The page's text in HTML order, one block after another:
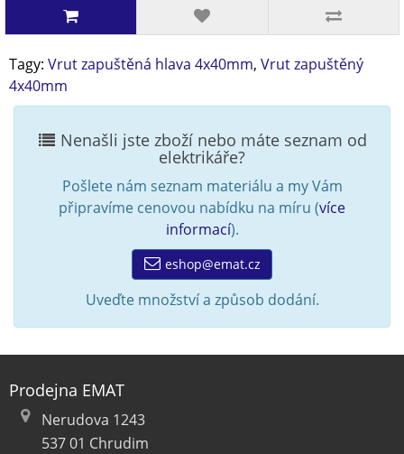
Tagy: Vrut zapuštěná hlava 4x40mm, Vrut zapuštěný
4x40mm
Nenašli jste zboží nebo máte seznam od
elektrikáře?
Pošlete nám seznam materiálu a my Vám
připravíme cenovou nabídku na míru (více
informací).
eshop@emat.cz
Uveďte množství a způsob dodání.
Prodejna EMAT
Nerudova 1243
537 01 Chrudim